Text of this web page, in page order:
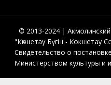
© 2013-2024 |
"Көкшетау Бүгін - Кокшетау
Свидетельство о
Министерством культуры и